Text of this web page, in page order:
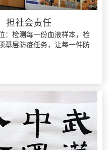
担社会责任
：检测每一份血液样本，检
基层防疫任务，让每一件防